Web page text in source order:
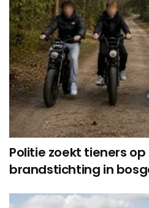
Politie zoekt tieners
brandstichting in